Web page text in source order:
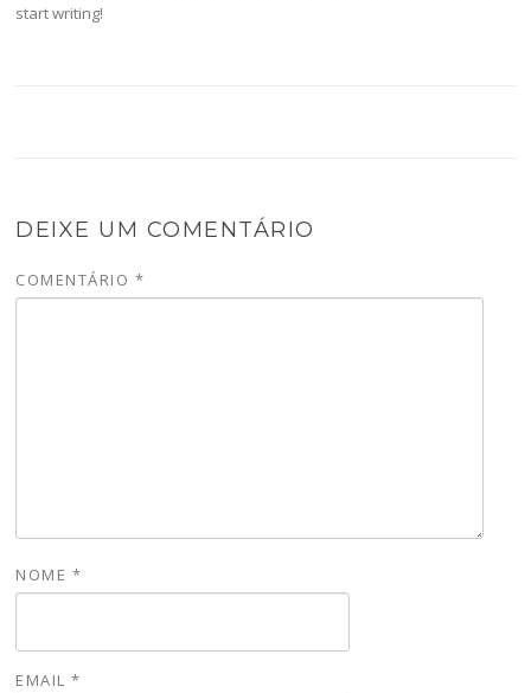
start writing!
DEIXE UM COMENTÁRIO
COMENTÁRIO *
NOME *
EMAIL*